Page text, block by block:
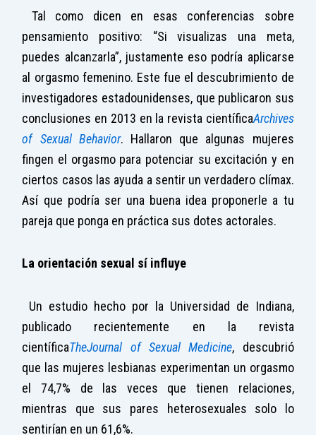
Tal como dicen en esas conferencias sobre
pensamiento positivo: “Si visualizas una meta,
puedes alcanzarla”, justamente eso podría aplicarse
al orgasmo femenino. Este fue el descubrimiento de
investigadores estadounidenses, que publicaron sus
conclusiones en 2013 en la revista científicaArchives
of Sexual Behavior. Hallaron que algunas mujeres
fingen el orgasmo para potenciar su excitación y en
ciertos casos las ayuda a sentir un verdadero clímax.
Así que podría ser una buena idea proponerle a tu
pareja que ponga en práctica sus dotes actorales.
La orientación sexual sí influye
Un estudio hecho por la Universidad de Indiana,
publicado recientemente en la revista
científicaTheJournal of Sexual Medicine, descubrió
que las mujeres lesbianas experimentan un orgasmo
el 74,7% de las veces que tienen relaciones,
mientras que sus pares heterosexuales solo lo
sentirían en un 61,6%.